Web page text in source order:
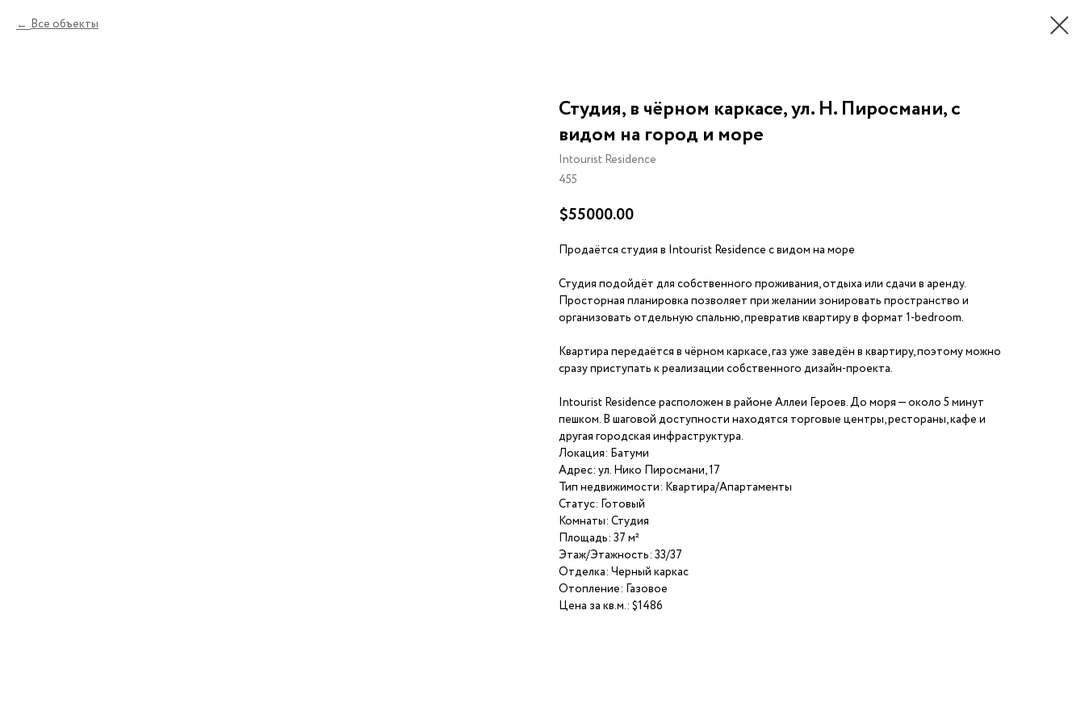
Все объекты
Студия, в чёрном каркасе, ул. Н. Пиросмани, с
видом на город и море
Intourist Residence
455
$55000.00
Продаётся студия в Intourist Residence с видом на море
Студия подойдёт для собственного проживания, отдыха или сдачи в аренду.
Просторная планировка позволяет при желании зонировать пространство и
организовать отдельную спальню, превратив квартиру в формат 1-bedroom.
Квартира передаётся в чёрном каркасе, газ уже заведён в квартиру, поэтому можно
сразу приступать к реализации собственного дизайн-проекта.
Intourist Residence расположен в районе Аллеи Героев. До моря — около 5 минут
пешком. В шаговой доступности находятся торговые центры, рестораны, кафе и
другая городская инфраструктура.
Локация: Батуми
Адрес: ул. Нико Пиросмани, 17
Тип недвижимости: Квартира/Апартаменты
Статус: Готовый
Комнаты: Студия
Площадь: 37 м²
Этаж/Этажность: 33/37
Отделка: Черный каркас
Отопление: Газовое
Цена за кв.м.: $1486